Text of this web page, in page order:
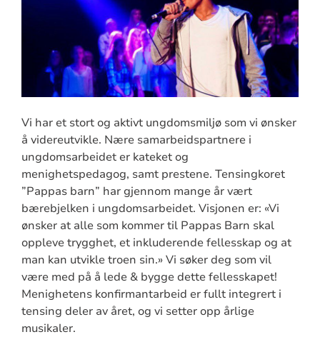
Vi har et stort og aktivt ungdomsmiljø som vi ønsker
å videreutvikle. Nære samarbeidspartnere i
ungdomsarbeidet er kateket og
menighetspedagog, samt prestene. Tensingkoret
”Pappas barn” har gjennom mange år vært
bærebjelken i ungdomsarbeidet. Visjonen er: «Vi
ønsker at alle som kommer til Pappas Barn skal
oppleve trygghet, et inkluderende fellesskap og at
man kan utvikle troen sin.» Vi søker deg som vil
være med på å lede & bygge dette fellesskapet!
Menighetens konfirmantarbeid er fullt integrert i
tensing deler av året, og vi setter opp årlige
musikaler.